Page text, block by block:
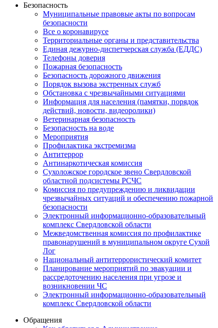
Безопасность
Муниципальные правовые акты по вопросам
безопасности
Все о коронавирусе
Территориальные органы и представительства
Единая дежурно-диспетчерская служба (ЕДДС)
Телефоны доверия
Пожарная безопасность
Безопасность дорожного движения
Порядок вызова экстренных служб
Обстановка с чрезвычайными ситуациями
Информация для населения (памятки, порядок
действий, новости, видеоролики)
Ветеринарная безопасность
Безопасность на воде
Мероприятия
Профилактика экстремизма
Антитеррор
Антинаркотическая комиссия
Сухоложское городское звено Свердловской
областной подсистемы РСЧС
Комиссия по предупреждению и ликвидации
чрезвычайных ситуаций и обеспечению пожарной
безопасности
Электронный информационно-образовательный
комплекс Cвердловской области
Межведомственная комиссия по профилактике
правонарушений в муниципальном округе Сухой
Лог
Национальный антитеррористический комитет
Планирование мероприятий по эвакуации и
рассредоточению населения при угрозе и
возникновении ЧС
Электронный информационно-образовательный
комплекс Свердловской области
Обращения